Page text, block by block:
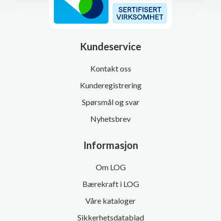
Kundeservice
Kontakt oss
Kunderegistrering
Spørsmål og svar
Nyhetsbrev
Informasjon
Om LOG
Bærekraft i LOG
Våre kataloger
Sikkerhetsdatablad